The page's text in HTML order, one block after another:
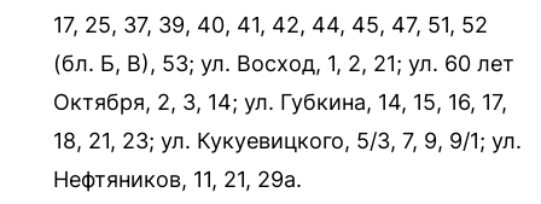
17, 25, 37, 39, 40, 41, 42, 44, 45, 47, 51, 52
(бл. Б, В), 53; ул. Восход, 1, 2, 21; ул. 60 лет
Октября, 2, 3, 14; ул. Губкина, 14, 15, 16, 17,
18, 21, 23; ул. Кукуевицкого, 5/3, 7, 9, 9/1; ул.
Нефтяников, 11, 21, 29а.